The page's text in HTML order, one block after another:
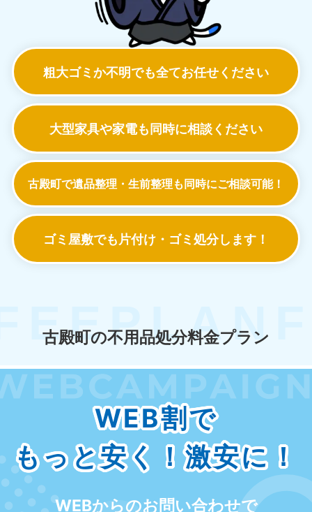
粗大ゴミか不明でも全てお任せください
大型家具や家電も同時に相談ください
古殿町で遺品整理・生前整理も同時にご相談可能！
ゴミ屋敷でも 片付け・ゴミ処分します！
古殿町の不用品処分料金プラン
WEB割で
もっと安く！激安に！
WEBからのお問い合わせで